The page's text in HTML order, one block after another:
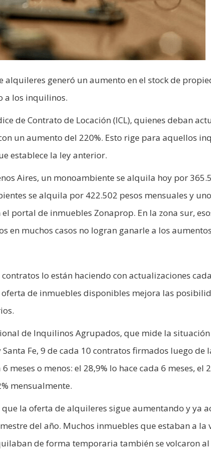
alquileres generó un aumento en el stock de
a los inquilinos.
de Contrato de Locación (ICL), quienes deban
un aumento del 220%. Esto rige para aquellos
establece la ley anterior.
Aires, un monoambiente se alquila hoy por
se alquila por 422.502 pesos mensuales y
portal de inmuebles Zonaprop. En la zona sur,
en muchos casos no logran ganarle a los
lo están haciendo con actualizaciones
de inmuebles disponibles mejora las
de Inquilinos Agrupados, que mide la
Santa Fe, 9 de cada 10 contratos firmados luego de
meses o menos: el 28,9% lo hace cada 6 meses, el
mensualmente.
la oferta de alquileres sigue aumentando y ya
del año. Muchos inmuebles que estaban a la
de forma temporaria también se volcaron